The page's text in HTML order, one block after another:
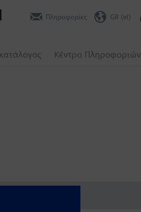
Κέντρο Πληροφοριών
Πληροφορίες GR (el)